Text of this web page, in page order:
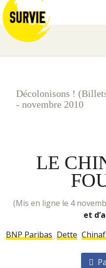
Décolonisons !
- novembre 2010
LE
(mis en ligne le 4
et
BNP Paribas Dette